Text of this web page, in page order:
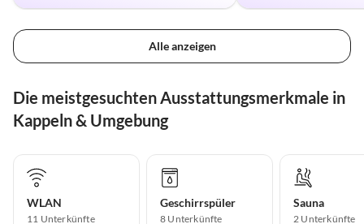
Alle anzeigen
Die meistgesuchten Ausstattungsmerkmale in
Kappeln & Umgebung
WLAN
11 Unterkünfte
Geschirrspüler
8 Unterkünfte
Sauna
2 Unterkünfte